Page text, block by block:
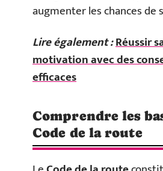
augmenter les chances de
Lire également :Réussir
motivation avec des
efficaces
Comprendre les
Code de la route